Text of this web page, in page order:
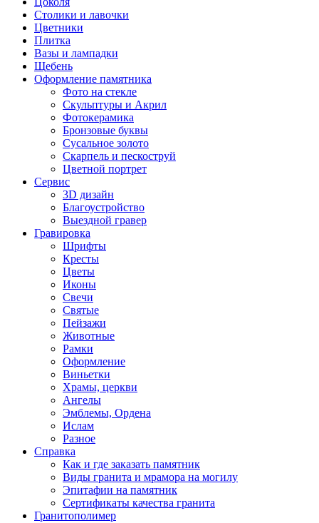
Столики и лавочки
Цветники
Плитка
Вазы и лампадки
Щебень
Оформление памятника
Фото на стекле
Скульптуры и Акрил
Фотокерамика
Бронзовые буквы
Сусальное золото
Скарпель и пескоструй
Цветной портрет
Сервис
3D дизайн
Благоустройство
Выездной гравер
Гравировка
Шрифты
Кресты
Цветы
Иконы
Свечи
Святые
Пейзажи
Животные
Рамки
Оформление
Виньетки
Храмы, церкви
Ангелы
Эмблемы, Ордена
Ислам
Разное
Справка
Как и где заказать памятник
Виды гранита и мрамора на могилу
Эпитафии на памятник
Сертификаты качества гранита
Гранитополимер